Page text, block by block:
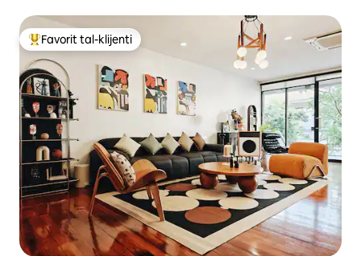
Wieħed mill-aqwa favoriti tal-klijenti
Favorit tal-klijenti